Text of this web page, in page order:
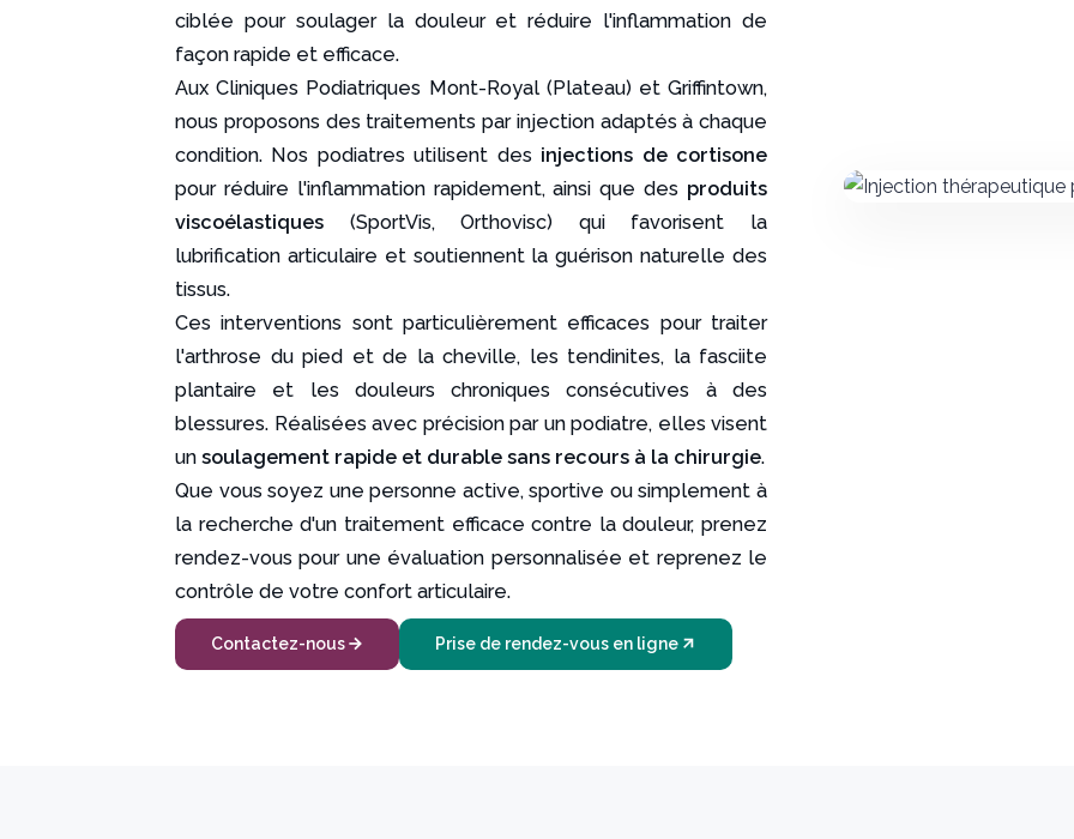
ciblée pour soulager la douleur et réduire l'inflammation de
façon rapide et efficace.
Aux Cliniques Podiatriques Mont-Royal (Plateau) et Griffintown,
nous proposons des traitements par injection adaptés à chaque
condition. Nos podiatres utilisent des injections de cortisone
pour réduire l'inflammation rapidement, ainsi que des produits
viscoélastiques (SportVis, Orthovisc) qui favorisent la
lubrification articulaire et soutiennent la guérison naturelle des
tissus.
Ces interventions sont particulièrement efficaces pour traiter
l'arthrose du pied et de la cheville, les tendinites, la fasciite
plantaire et les douleurs chroniques consécutives à des
blessures. Réalisées avec précision par un podiatre, elles visent
un soulagement rapide et durable sans recours à la chirurgie.
Que vous soyez une personne active, sportive ou simplement à
la recherche d'un traitement efficace contre la douleur, prenez
rendez-vous pour une évaluation personnalisée et reprenez le
contrôle de votre confort articulaire.
Contactez-nous Prise de rendez-vous en ligne